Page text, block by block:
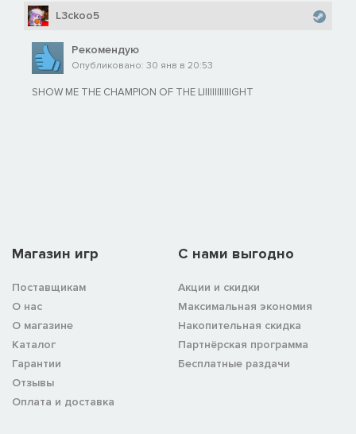
L3ckoo5
Рекомендую
Опубликовано: 30 янв в 20:53
SHOW ME THE CHAMPION OF THE LIIIIIIIIIIIIGHT
Магазин игр
Поставщикам
О нас
О магазине
Каталог
Гарантии
Отзывы
Оплата и доставка
C нами выгодно
Акции и скидки
Максимальная экономия
Накопительная скидка
Партнёрская программа
Бесплатные раздачи